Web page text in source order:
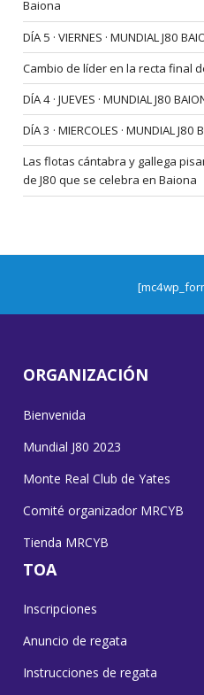
Baiona
DÍA 5 · VIERNES · MUNDIAL J80
Cambio de líder en la recta final
DÍA 4 · JUEVES · MUNDIAL J80
DÍA 3 · MIERCOLES · MUNDIAL J80
Las flotas cántabra y gallega
de J80 que se celebra en Baiona
ORGANIZACIÓN
Bienvenida
Mundial J80 2023
Monte Real Club de Yates
Comité organizador MRCYB
Tienda MRCYB
TOA
Inscripciones
Anuncio de regata
Instrucciones de regata